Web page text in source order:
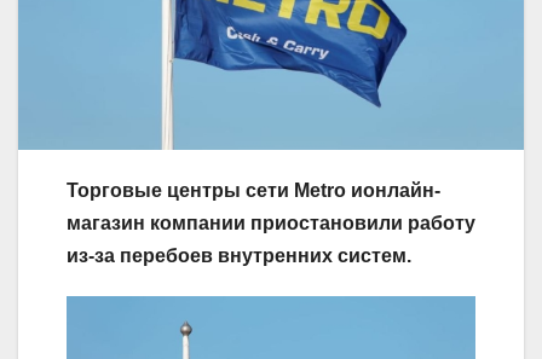
Торговые центры сети Metro ионлайн-
магазин компании приостановили работу
из-за перебоев внутренних систем.